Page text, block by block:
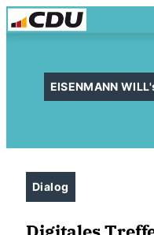
EISENMANN
Dialog